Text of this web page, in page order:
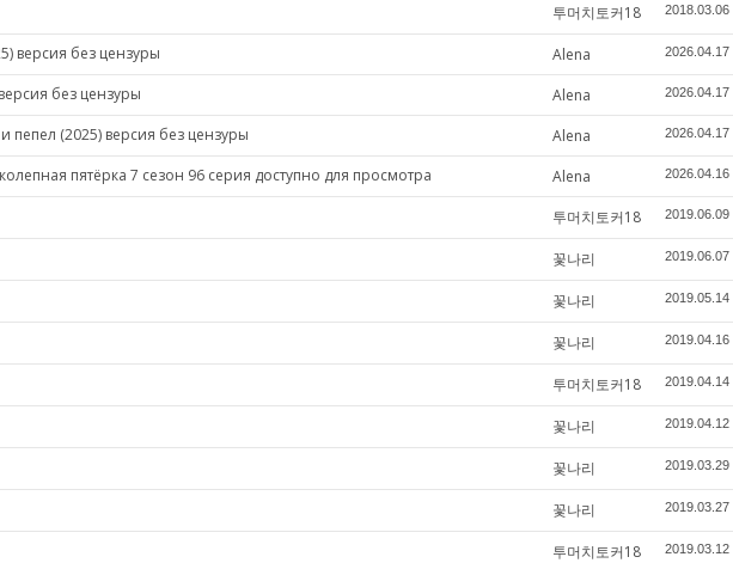
투머치토커18 2018.03.06
версия без цензуры Alena 2026.04.17
без цензуры Alena 2026.04.17
пепел (2025) версия без цензуры Alena 2026.04.17
пятёрка 7 сезон 96 серия доступно для просмотра Alena 2026.04.16
투머치토커18 2019.06.09
꽃나리 2019.06.07
꽃나리 2019.05.14
꽃나리 2019.04.16
투머치토커18 2019.04.14
꽃나리 2019.04.12
꽃나리 2019.03.29
꽃나리 2019.03.27
투머치토커18 2019.03.12